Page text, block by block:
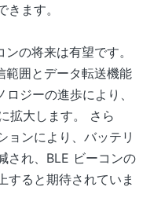
ます。
の将来は有望です。
囲とデータ転送機能
ジーの進歩により、
拡大します。 さら
ョンにより、バッテリ
され、BLE ビーコンの
すると期待されていま